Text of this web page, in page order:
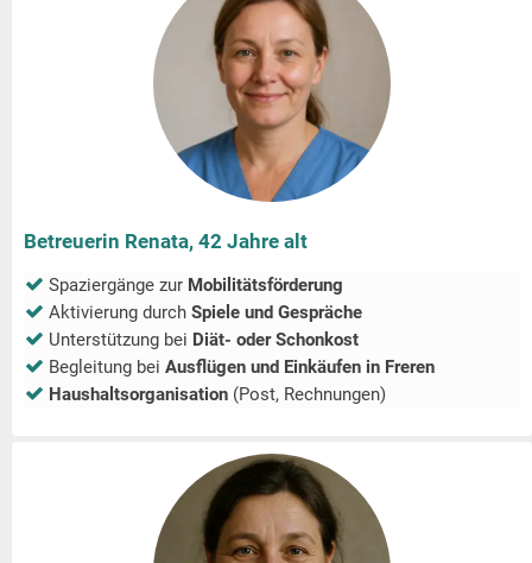
Betreuerin Renata, 42 Jahre alt
Spaziergänge zur Mobilitätsförderung
Aktivierung durch Spiele und Gespräche
Unterstützung bei Diät- oder Schonkost
Begleitung bei Ausflügen und Einkäufen in Freren
Haushaltsorganisation (Post, Rechnungen)